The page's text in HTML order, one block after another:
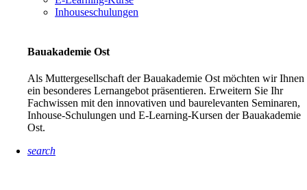
Inhouseschulungen
Bauakademie Ost
Als Muttergesellschaft der Bauakademie Ost möchten wir Ihnen
ein besonderes Lernangebot präsentieren. Erweitern Sie Ihr
Fachwissen mit den innovativen und baurelevanten Seminaren,
Inhouse-Schulungen und E-Learning-Kursen der Bauakademie
Ost.
search